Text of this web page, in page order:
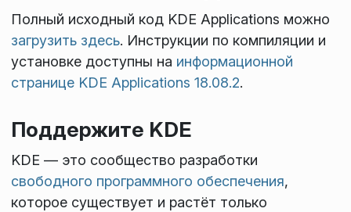
Полный исходный код KDE Applications можно
загрузить здесь. Инструкции по компиляции и
установке доступны на информационной
странице KDE Applications 18.08.2.
Поддержите KDE
KDE — это сообщество разработки
свободного программного обеспечения,
которое существует и растёт только